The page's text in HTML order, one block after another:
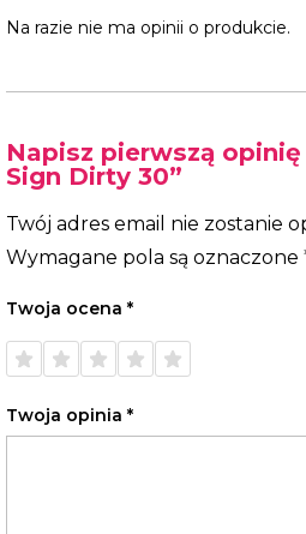
Na razie nie ma opinii o produkcie.
Napisz pierwszą opinię
Sign Dirty 30”
Twój adres email nie zostanie
Wymagane pola są oznaczone
Twoja ocena *
1 z 5
gwiazdek
2 z 5
gwiazdek
3 z 5
gwiazdek
4 z 5
gwiazdek
5 z 5
gwiazdek
Twoja opinia *